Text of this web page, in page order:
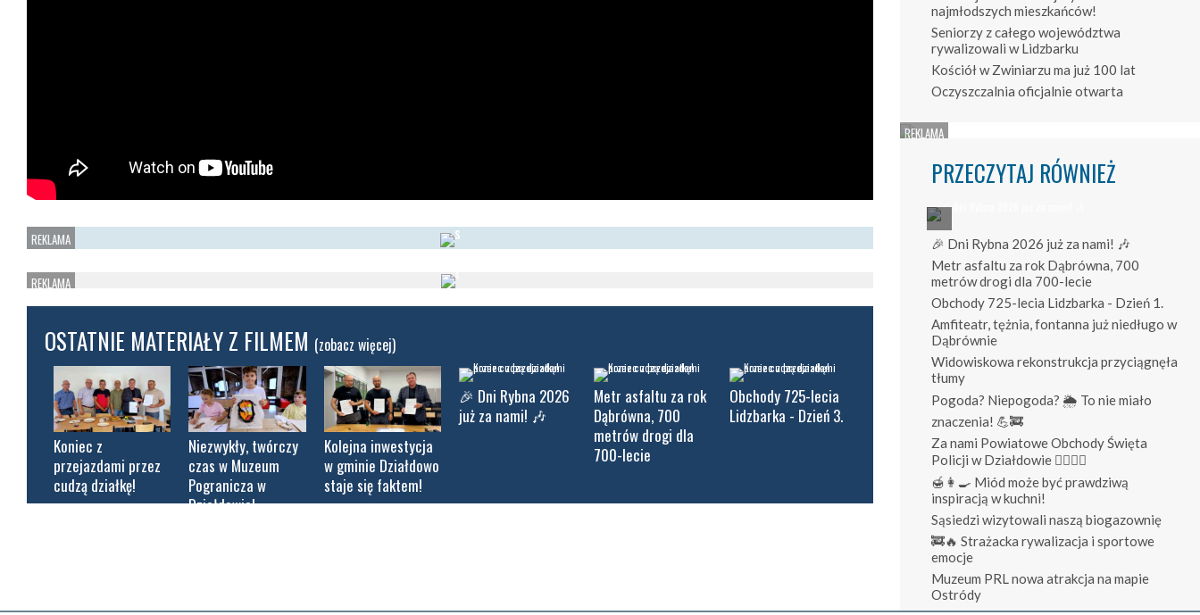
OSTATNIE MATERIAŁY Z FILMEM (zobacz więcej)
Koniec z
przejazdami przez
cudzą działkę!
Niezwykły, twórczy
czas w Muzeum
Pogranicza w
Działdowie!
Kolejna inwestycja
w gminie Działdowo
staje się faktem!
🎉 Dni Rybna 2026
już za nami! 🎶
Metr asfaltu za rok
Dąbrówna, 700
metrów drogi dla
700-lecie
Obchody 725-lecia
Lidzbarka - Dzień 3.
najmłodszych mieszkańców!
Seniorzy z całego województwa
rywalizowali w Lidzbarku
Kościół w Zwiniarzu ma już 100 lat
Oczyszczalnia oficjalnie otwarta
PRZECZYTAJ RÓWNIEŻ
🎉 Dni Rybna 2026 już za nami! 🎶
Metr asfaltu za rok Dąbrówna, 700
metrów drogi dla 700-lecie
Obchody 725-lecia Lidzbarka - Dzień 1.
Amfiteatr, tężnia, fontanna już niedługo w
Dąbrównie
Widowiskowa rekonstrukcja przyciągnęła
tłumy
Pogoda? Niepogoda? 🌦️ To nie miało
znaczenia! 💪🚒
Za nami Powiatowe Obchody Święta
Policji w Działdowie 👮‍♀️👮‍♂️
🍯👩‍🍳 Miód może być prawdziwą
inspiracją w kuchni!
Sąsiedzi wizytowali naszą biogazownię
🚒🔥 Strażacka rywalizacja i sportowe
emocje
Muzeum PRL nowa atrakcja na mapie
Ostródy